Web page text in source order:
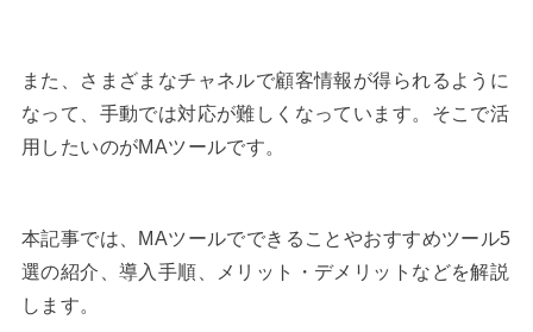
また、さまざまなチャネルで顧客情報が得られるように
なって、手動では対応が難しくなっています。そこで活
用したいのがMAツールです。
本記事では、MAツールでできることやおすすめツール5
選の紹介、導入手順、メリット・デメリットなどを解説
します。